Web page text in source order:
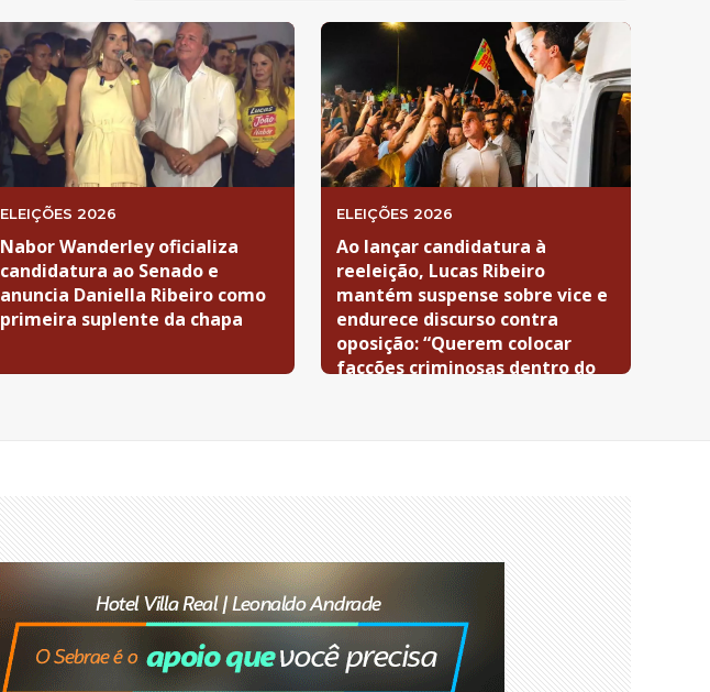
ELEIÇÕES 2026
Nabor Wanderley oficializa
candidatura ao Senado e
anuncia Daniella Ribeiro como
primeira suplente da chapa
ELEIÇÕES 2026
Ao lançar candidatura à
reeleição, Lucas Ribeiro
mantém suspense sobre vice e
endurece discurso contra
oposição: “Querem colocar
facções criminosas dentro do